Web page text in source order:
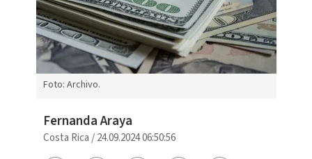
Foto: Archivo.
Fernanda Araya
Costa Rica /24.09.2024 06:50:56